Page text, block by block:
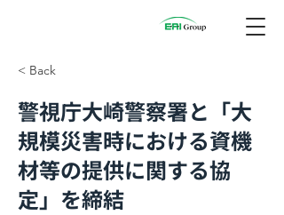
< Back
警視庁大崎警察署と「大
規模災害時における資機
材等の提供に関する協
定」を締結